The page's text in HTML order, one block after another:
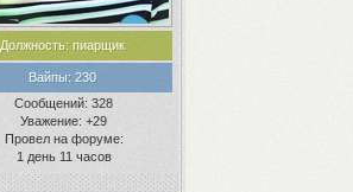
Должность:пиарщик
Вайпы:230
Сообщений: 328
Уважение: +29
Провел на форуме:
1 день 11 часов